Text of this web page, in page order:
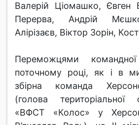
Валерій Ціомашко, Євген
Перерва, Андрій
Алірізаєв, Віктор Зорін,
Переможцями
поточному році, як і в
збірна команда
(голова територіальної
«ВФСТ «Колос» у